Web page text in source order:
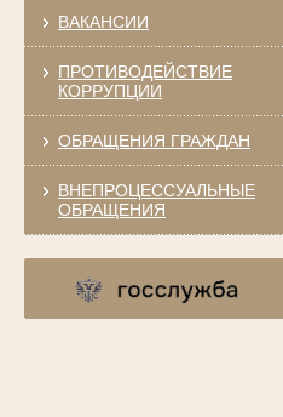
ВАКАНСИИ
ПРОТИВОДЕЙСТВИЕ
КОРРУПЦИИ
ОБРАЩЕНИЯ ГРАЖДАН
ВНЕПРОЦЕССУАЛЬНЫЕ
ОБРАЩЕНИЯ